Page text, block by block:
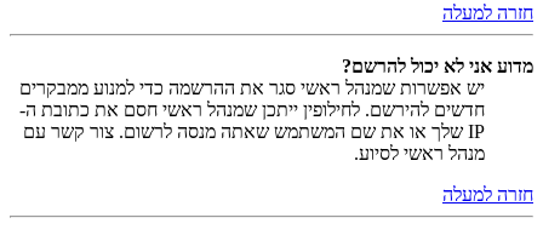
חזרה למעלה
מדוע אני לא יכול להרשם?
יש אפשרות שמנהל ראשי סגר את ההרשמה כדי למנוע ממבקרים
חדשים להירשם. לחילופין ייתכן שמנהל ראשי חסם את כתובת ה-
IP שלך או את שם המשתמש שאתה מנסה לרשום. צור קשר עם
מנהל ראשי לסיוע.
חזרה למעלה